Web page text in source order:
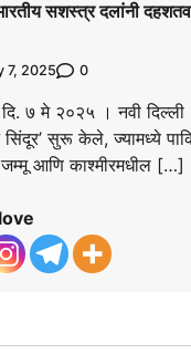
सशस्त्र दलांनी
7, 2025 0
७ मे २०२५ । नवी
सिंदूर’ सुरू केले, ज्यामध्ये
जम्मू आणि काश्मीरमधील […]